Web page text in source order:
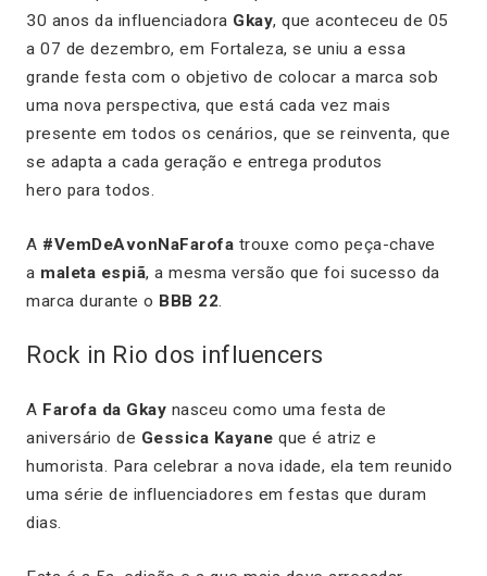
30 anos da influenciadora Gkay, que aconteceu de 05
a 07 de dezembro, em Fortaleza, se uniu a essa
grande festa com o objetivo de colocar a marca sob
uma nova perspectiva, que está cada vez mais
presente em todos os cenários, que se reinventa, que
se adapta a cada geração e entrega produtos
hero para todos.
A #VemDeAvonNaFarofa trouxe como peça-chave
a maleta espiã, a mesma versão que foi sucesso da
marca durante o BBB 22.
Rock in Rio dos influencers
A Farofa da Gkay nasceu como uma festa de
aniversário de Gessica Kayane que é atriz e
humorista. Para celebrar a nova idade, ela tem reunido
uma série de influenciadores em festas que duram
dias.